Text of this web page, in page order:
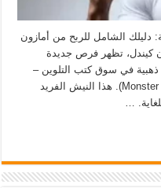
دليلك الشامل للربح من أمازون
كيندل، تظهر فرص جديدة
في سوق كتب التلوين –
وتحديداً نيش الشاحنات العملاقة (Monster Trucks). هذا النيش الفريد
…